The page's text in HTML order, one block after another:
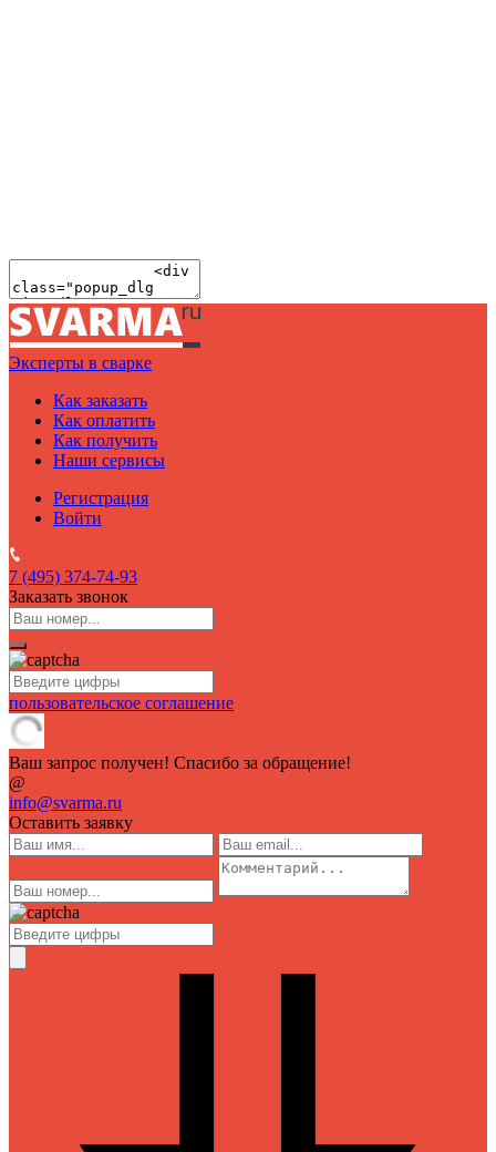
Эксперты в сварке
Как заказать
Как оплатить
Как получить
Наши сервисы
Регистрация
Войти
7 (495) 374-74-93
Заказать звонок
пользовательское соглашение
Ваш запрос получен! Спасибо за обращение!
@
info@svarma.ru
Оставить заявку